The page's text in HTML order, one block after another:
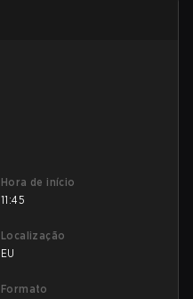
Hora de início
11:45
Localização
EU
Formato